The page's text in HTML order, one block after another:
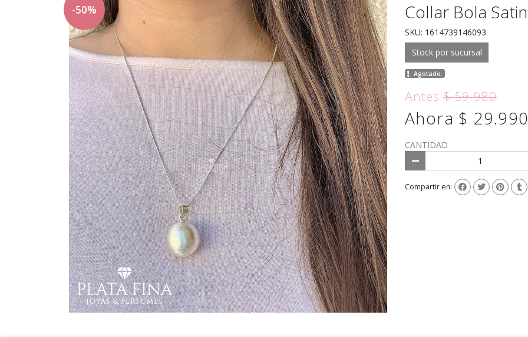
-50% Collar Bola
SKU: 1614739146093
Stock por sucursal
Agotado.
Antes$ 59.980
Ahora $ 29.990
CANTIDAD
Compartir en: